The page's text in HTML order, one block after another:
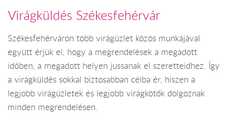
Virágküldés Székesfehérvár
Székesfehérváron több virágüzlet közös munkájával
együtt érjük el, hogy a megrendelések a megadott
időben, a megadott helyen jussanak el szeretteidhez. Így
a virágküldés sokkal biztosabban célba ér, hiszen a
legjobb virágüzletek és legjobb virágkötők dolgoznak
minden megrendelésen.